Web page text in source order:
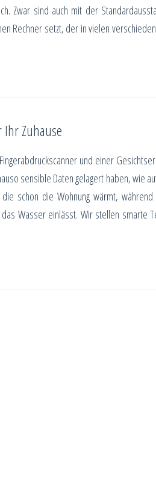
Zwar sind auch mit der
Rechner setzt, der in vielen
Zuhause
und einer
sensible Daten gelagert haben, wie
schon die Wohnung wärmt,
Wasser einlässt. Wir stellen smarte